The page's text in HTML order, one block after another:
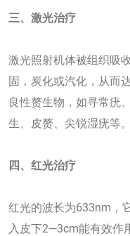
三、激光治疗
激光照射机体被组织吸
固，炭化或汽化，从而
良性赘生物，如寻常疣
生、皮赘、尖锐湿疣等。
四、红光治疗
红光的波长为633nm，
入皮下2—3cm能有效作